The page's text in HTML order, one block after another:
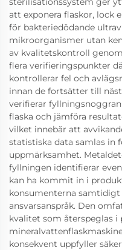
att exponera flaskor, lock
för bakteriedödande
mikroorganismer utan
av kvalitetskontroll
flera verifieringspunkter
kontrollerar fel och
innan de fortsätter till
verifierar
flaska och jämföra
vilket innebär att
statistiska data samlas in
uppmärksamhet.
fyllningen identifierar
kan ha kommit in i
konsumenterna
ansvarsanspråk. Den
kvalitet som återspeglas i
konsekvent uppfyller